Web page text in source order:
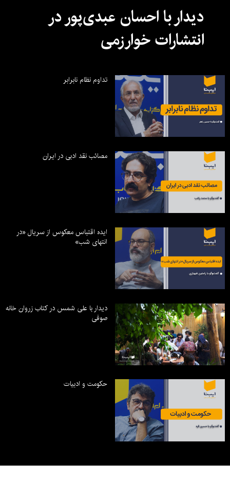
دیدار با احسان عبدی‌پور در
انتشارات خوارزمی
تداوم نظام نابرابر
مصائب نقد ادبی در ایران
ایده اقتباس معکوس از سریال «در
انتهای شب»
دیدار با علی شمس در کتاب زروان خانه
صوفی
حکومت و ادبیات